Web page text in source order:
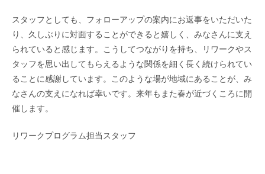
スタッフとしても、フォローアップの案内にお返事をいただいた
り、久しぶりに対面することができると嬉しく、みなさんに支え
られていると感じます。こうしてつながりを持ち、リワークやス
タッフを思い出してもらえるような関係を細く長く続けられてい
ることに感謝しています。このような場が地域にあることが、み
なさんの支えになれば幸いです。来年もまた春が近づくころに開
催します。
リワークプログラム担当スタッフ